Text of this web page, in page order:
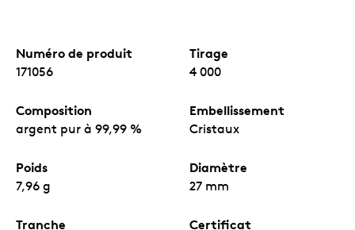
Numéro de produit
171056
Tirage
4 000
Composition
argent pur à 99,99 %
Embellissement
Cristaux
Poids
7,96 g
Diamètre
27 mm
Tranche Certificat